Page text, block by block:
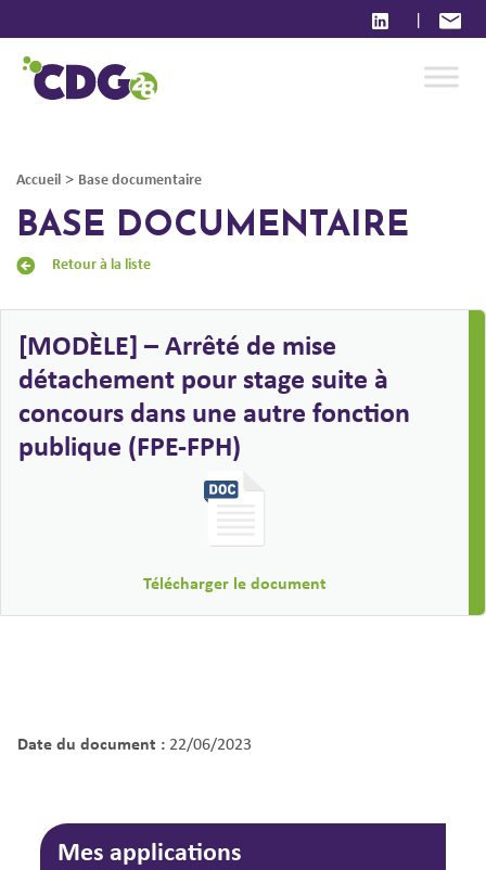
|
Accueil > Base documentaire
BASE DOCUMENTAIRE
Retour à la liste
[MODÈLE] – Arrêté de mise
détachement pour stage suite à
concours dans une autre fonction
publique (FPE-FPH)
Télécharger le document
Date du document : 22/06/2023
Mes applications